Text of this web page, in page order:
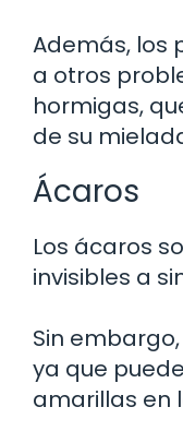
Además, los
a otros
hormigas,
de su
Ácaros
Los ácaros
invisibles a
Sin
ya que
amarillas en